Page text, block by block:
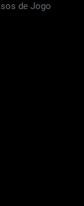
de Jogo